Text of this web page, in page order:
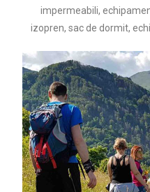
impermeabili,
izopren, sac de dormit,